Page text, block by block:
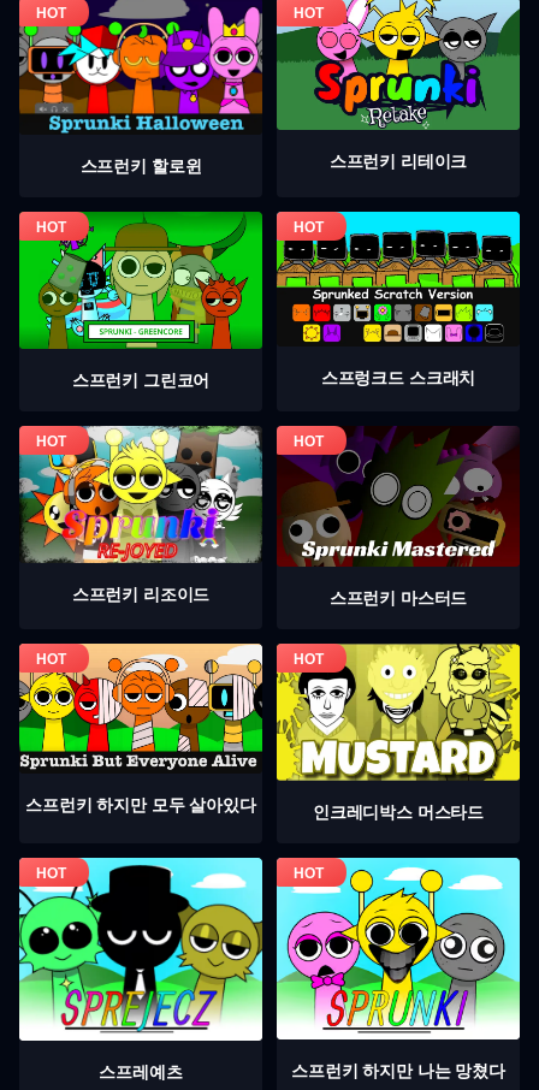
스프런키 할로윈 스프런키 리테이크
스프런키 그린코어 스프렁크드 스크래치
스프런키 리조이드 스프런키 마스터드
스프런키 하지만 모두 살아있다 인크레디박스 머스타드
스프레예츠 스프런키 하지만 나는 망쳤다